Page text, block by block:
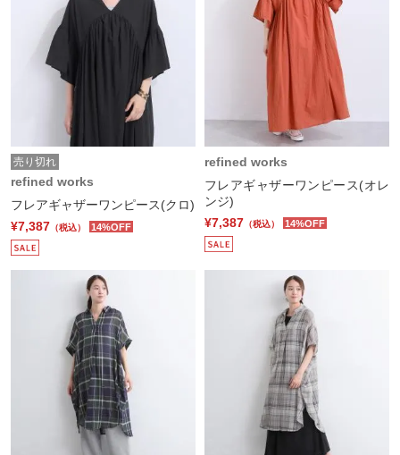
売り切れ
refined works
フレアギャザーワンピース(クロ)
¥7,387 （税込） 14%OFF
refined works
フレアギャザーワンピース(オレ
ンジ)
¥7,387 （税込） 14%OFF